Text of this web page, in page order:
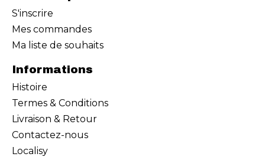
S'inscrire
Mes commandes
Ma liste de souhaits
Informations
Histoire
Termes & Conditions
Livraison & Retour
Contactez-nous
Localisy